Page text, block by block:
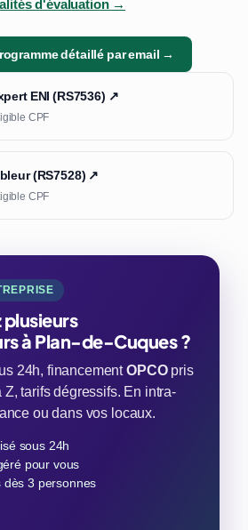
d'évaluation →
détaillé par email →
ENI (RS7536) ↗
CPF
(RS7528) ↗
CPF
à Plan-de-Cuques ?
24h, financementOPCOpris
Z, tarifs dégressifs. En intra-
ou dans vos locaux.
sous 24h
pour vous
dès 3 personnes